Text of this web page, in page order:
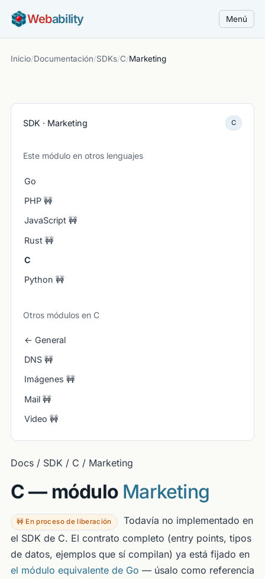
Webability Menú
Inicio/Documentación/SDKs/C/Marketing
SDK · Marketing C
Este módulo en otros lenguajes
Go
PHP 🚧
JavaScript 🚧
Rust 🚧
C
Python 🚧
Otros módulos en C
← General
DNS 🚧
Imágenes 🚧
Mail 🚧
Video 🚧
Docs / SDK / C / Marketing
C — módulo Marketing
🚧 En proceso de liberación
Todavía no implementado en
el SDK de C. El contrato completo (entry points, tipos
de datos, ejemplos que sí compilan) ya está fijado en
el módulo equivalente de Go — úsalo como referencia